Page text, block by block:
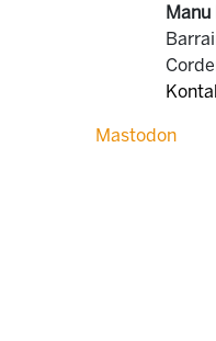
Manu
Mastodon